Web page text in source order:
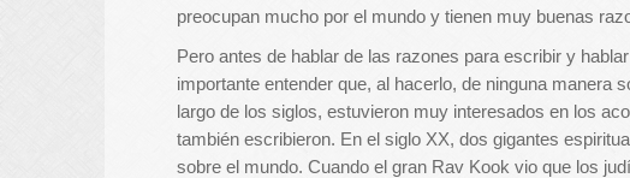
preocupan mucho por el mundo y tienen muy buenas
Pero antes de hablar de las razones para escribir y
importante entender que, al hacerlo, de ninguna manera
largo de los siglos, estuvieron muy interesados ​​en los
también escribieron. En el siglo XX, dos gigantes
sobre el mundo. Cuando el gran Rav Kook vio que los